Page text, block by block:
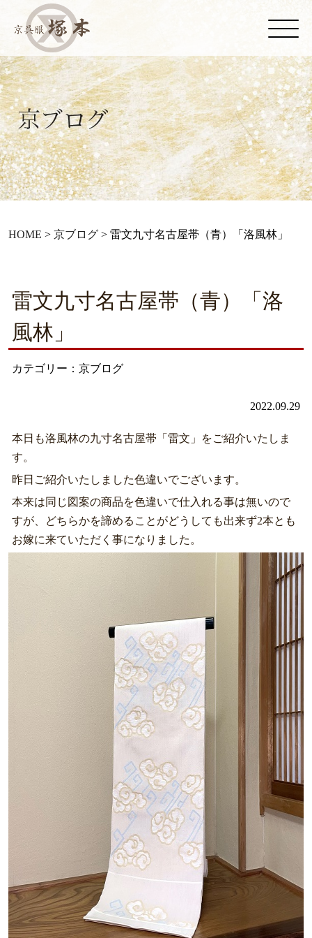
HOME > 京ブログ> 雷文九寸名古屋帯（青）「洛風林」
雷文九寸名古屋帯（青）「洛
風林」
カテゴリー：京ブログ
2022.09.29
本日も洛風林の九寸名古屋帯「雷文」をご紹介いたしま
す。
昨日ご紹介いたしました色違いでございます。
本来は同じ図案の商品を色違いで仕入れる事は無いので
すが、どちらかを諦めることがどうしても出来ず2本とも
お嫁に来ていただく事になりました。